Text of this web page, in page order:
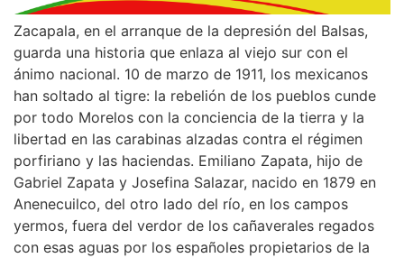
Zacapala, en el arranque de la depresión del Balsas,
guarda una historia que enlaza al viejo sur con el
ánimo nacional. 10 de marzo de 1911, los mexicanos
han soltado al tigre: la rebelión de los pueblos cunde
por todo Morelos con la conciencia de la tierra y la
libertad en las carabinas alzadas contra el régimen
porfiriano y las haciendas. Emiliano Zapata, hijo de
Gabriel Zapata y Josefina Salazar, nacido en 1879 en
Anenecuilco, del otro lado del río, en los campos
yermos, fuera del verdor de los cañaverales regados
con esas aguas por los españoles propietarios de la